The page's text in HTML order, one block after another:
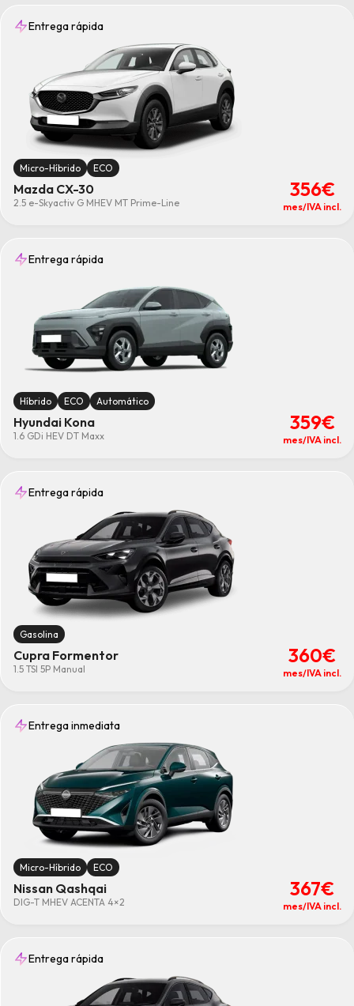
Entrega rápida
Micro-Híbrido ECO
Mazda CX-30
2.5 e-Skyactiv G MHEV MT Prime-Line
356€
mes/IVA incl.
Entrega rápida
Híbrido ECO Automático
Hyundai Kona
1.6 GDi HEV DT Maxx
359€
mes/IVA incl.
Entrega rápida
Gasolina
Cupra Formentor
1.5 TSI 5P Manual
360€
mes/IVA incl.
Entrega inmediata
Micro-Híbrido ECO
Nissan Qashqai
DIG-T MHEV ACENTA 4×2
367€
mes/IVA incl.
Entrega rápida